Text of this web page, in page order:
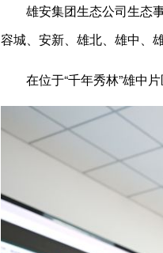
雄安集团生态公司生态
容城、安新、雄北、雄中、
在位于“千年秀林”雄中